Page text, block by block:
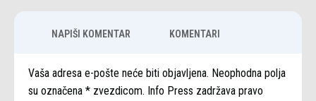
NAPIŠI KOMENTAR KOMENTARI
Vaša adresa e-pošte neće biti objavljena. Neophodna polja
su označena * zvezdicom. Info Press zadržava pravo